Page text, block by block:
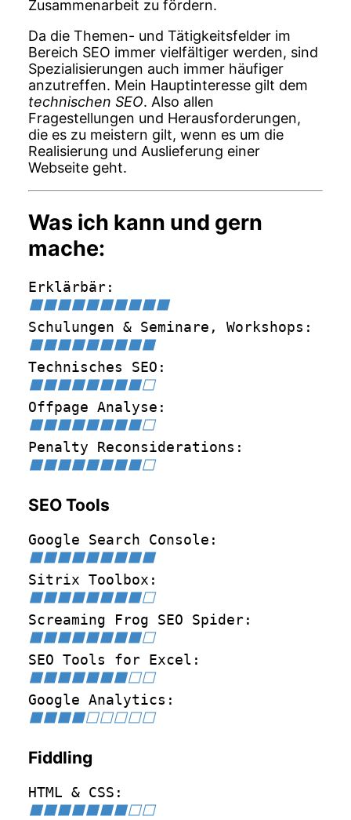
Zusammenarbeit zu fördern.
Da die Themen- und Tätigkeitsfelder im
Bereich SEO immer vielfältiger werden, sind
Spezialisierungen auch immer häufiger
anzutreffen. Mein Hauptinteresse gilt dem
technischen SEO. Also allen
Fragestellungen und Herausforderungen,
die es zu meistern gilt, wenn es um die
Realisierung und Auslieferung einer
Webseite geht.
Was ich kann und gern
mache:
Erklärbär
⬛⬛⬛⬛⬛⬛⬛⬛⬛⬛
Schulungen & Seminare, Workshops
⬛⬛⬛⬛⬛⬛⬛⬛⬛
Technisches SEO
⬛⬛⬛⬛⬛⬛⬛⬛⬜
Offpage Analyse
⬛⬛⬛⬛⬛⬛⬛⬛⬜
Penalty Reconsiderations
⬛⬛⬛⬛⬛⬛⬛⬛⬜
SEO Tools
Google Search Console
⬛⬛⬛⬛⬛⬛⬛⬛⬛
Sitrix Toolbox
⬛⬛⬛⬛⬛⬛⬛⬛⬜
Screaming Frog SEO Spider
⬛⬛⬛⬛⬛⬛⬛⬛⬜
SEO Tools for Excel
⬛⬛⬛⬛⬛⬛⬛⬜⬜
Google Analytics
⬛⬛⬛⬛⬜⬜⬜⬜⬜
Fiddling
HTML & CSS
⬛⬛⬛⬛⬛⬛⬛⬜⬜